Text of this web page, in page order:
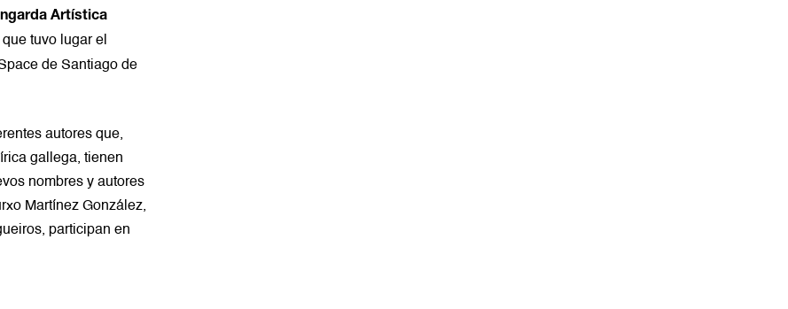
Artística
que tuvo lugar el
de Santiago de
autores que,
gallega, tienen
nombres y autores
Martínez González,
participan en